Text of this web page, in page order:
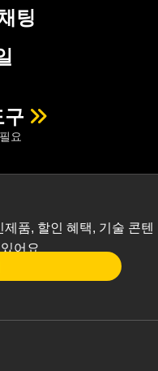
팅
구
요
품, 할인 혜택, 기술 콘텐
어요